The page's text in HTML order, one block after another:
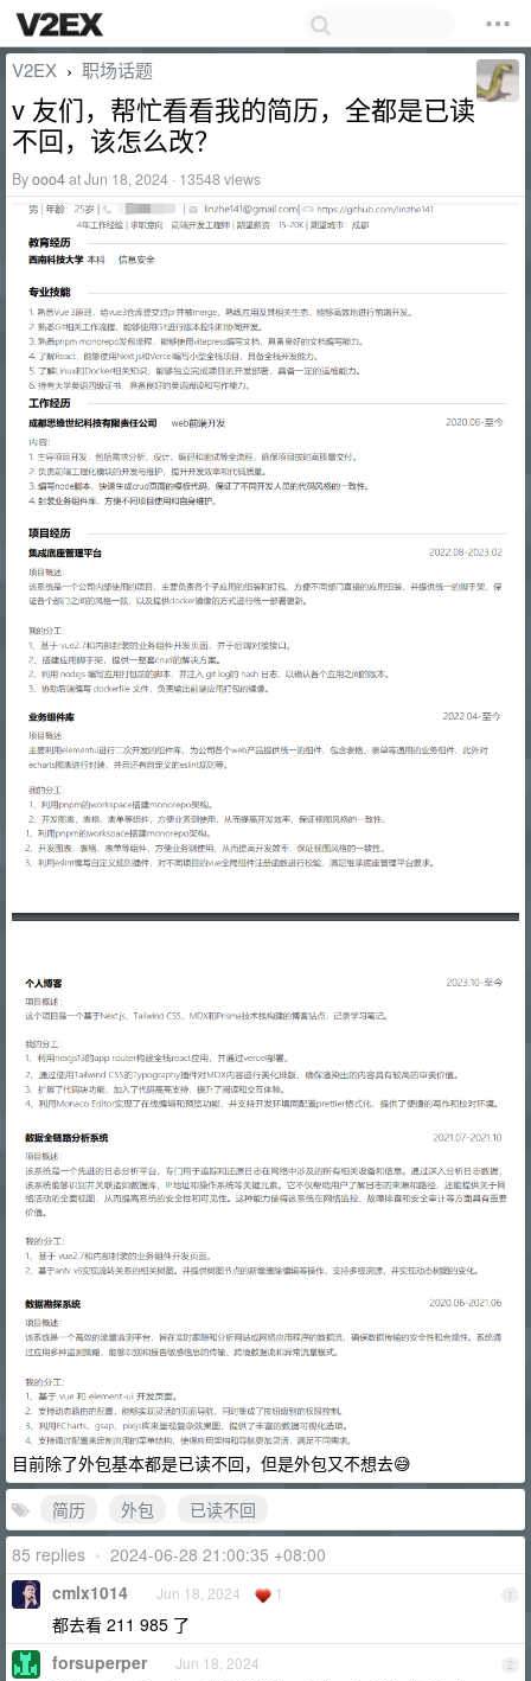
V2EX › 职场话题
v 友们，帮忙看看我的简历，全都是已读
不回，该怎么改？
Byooo4at Jun 18, 2024 · 13548 views
目前除了外包基本都是已读不回，但是外包又不想去😅
简历
外包
已读不回
85 replies • 2024-06-28 21:00:35 +08:00
1
cmlx1014 Jun 18, 2024 1
都去看 211 985 了
2
forsuperper Jun 18, 2024